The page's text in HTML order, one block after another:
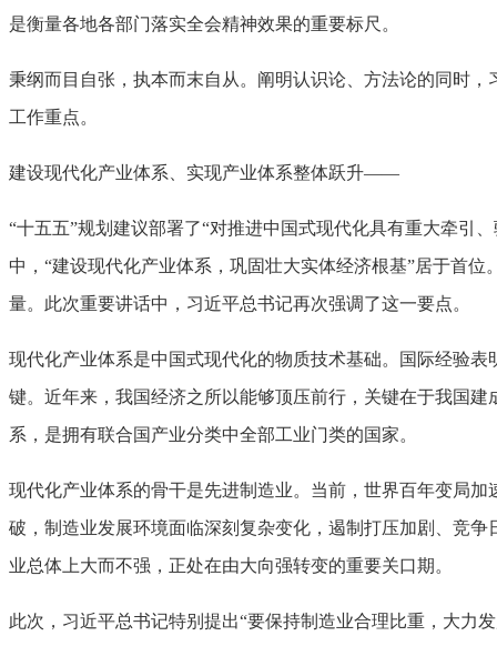
是衡量各地各部门落实全会精神效果的重要标尺。
秉纲而目自张，执本而末自从。阐明认识论、方法论的同时
工作重点。
建设现代化产业体系、实现产业体系整体跃升——
“十五五”规划建议部署了“对推进中国式现代化具有重大牵引
中，“建设现代化产业体系，巩固壮大实体经济根基”居于首
量。此次重要讲话中，习近平总书记再次强调了这一要点。
现代化产业体系是中国式现代化的物质技术基础。国际经验
键。近年来，我国经济之所以能够顶压前行，关键在于我国
系，是拥有联合国产业分类中全部工业门类的国家。
现代化产业体系的骨干是先进制造业。当前，世界百年变局
破，制造业发展环境面临深刻复杂变化，遏制打压加剧、竞
业总体上大而不强，正处在由大向强转变的重要关口期。
此次，习近平总书记特别提出“要保持制造业合理比重，大力